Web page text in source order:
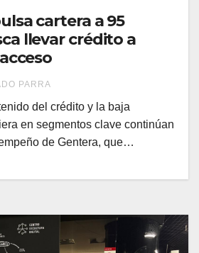
cartera a 95
llevar crédito a
PARRA
del crédito y la baja
en segmentos clave continúan
de Gentera, que…